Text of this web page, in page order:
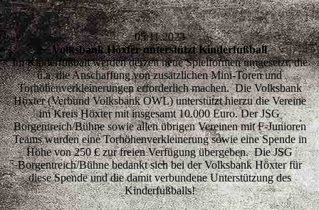
05.11.2023
Volksbank Höxter unterstützt Kinderfußball
Im Kinderfußball werden derzeit neue Spielformen umgesetzt, die
u.a. die Anschaffung von zusätzlichen Mini-Toren und
Torhöhenverkleinerungen erforderlich machen. Die Volksbank
Höxter (Verbund Volksbank OWL) unterstützt hierzu die Vereine
im Kreis Höxter mit insgesamt 10.000 Euro. Der JSG
Borgentreich/Bühne sowie allen übrigen Vereinen mit F-Junioren
Teams wurden eine Torhöhenverkleinerung sowie eine Spende in
Höhe von 250 € zur freien Verfügung übergeben. Die JSG
Borgentreich/Bühne bedankt sich bei der Volksbank Höxter für
diese Spende und die damit verbundene Unterstützung des
Kinderfußballs!